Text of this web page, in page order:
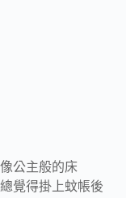
像公主般的床
總覺得掛上蚊帳後